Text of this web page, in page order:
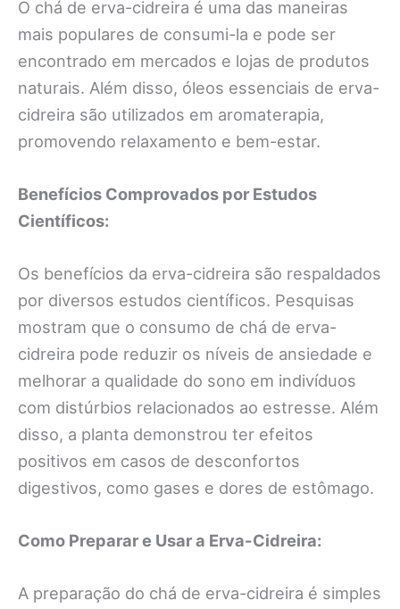
O chá de erva-cidreira é uma das maneiras
mais populares de consumi-la e pode ser
encontrado em mercados e lojas de produtos
naturais. Além disso, óleos essenciais de erva-
cidreira são utilizados em aromaterapia,
promovendo relaxamento e bem-estar.
Benefícios Comprovados por Estudos
Científicos:
Os benefícios da erva-cidreira são respaldados
por diversos estudos científicos. Pesquisas
mostram que o consumo de chá de erva-
cidreira pode reduzir os níveis de ansiedade e
melhorar a qualidade do sono em indivíduos
com distúrbios relacionados ao estresse. Além
disso, a planta demonstrou ter efeitos
positivos em casos de desconfortos
digestivos, como gases e dores de estômago.
Como Preparar e Usar a Erva-Cidreira:
A preparação do chá de erva-cidreira é simples